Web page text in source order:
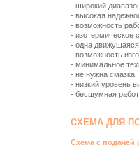
- широкий
- высокая
- возможность
- изотермическое
- одна
- возможность
- минимальное
- не нужна смазка
- низкий уровень
- бесшумная
СХЕМА ДЛЯ
Схема с подачей